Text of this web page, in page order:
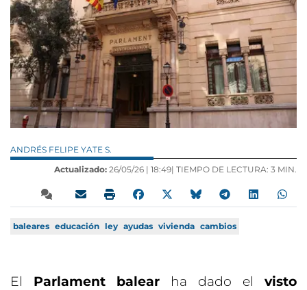
ANDRÉS FELIPE YATE S.
Actualizado: 26/05/26 | 18:49| TIEMPO DE LECTURA: 3 MIN.
baleares educación ley ayudas vivienda cambios
El Parlament balear ha dado el visto